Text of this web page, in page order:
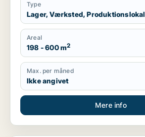
Type
Lager, Værksted,
Areal
198 - 600 m2
Max. per måned
Ikke angivet
Mere info